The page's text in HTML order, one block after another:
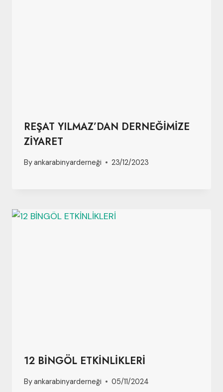
REŞAT YILMAZ’DAN DERNEĞİMİZE
ZİYARET
Byankarabinyarderneği 23/12/2023
12 BİNGÖL ETKİNLİKLERİ
Byankarabinyarderneği 05/11/2024